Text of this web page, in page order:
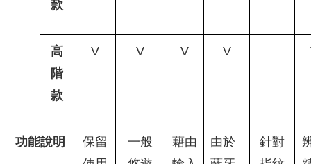
款
高
階
款
V V V V
功能說明
保留
一般
藉由
由於
針對